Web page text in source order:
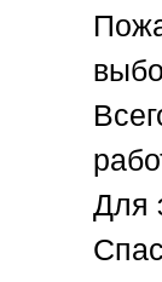
Для